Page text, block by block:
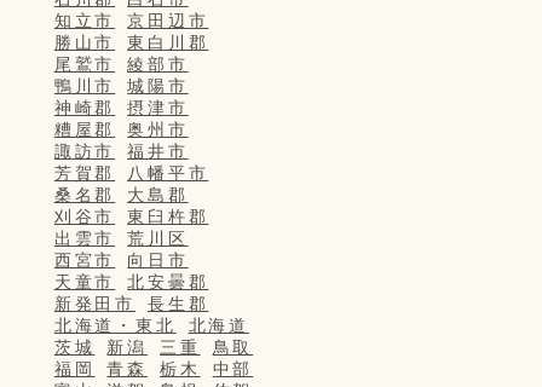
知立市
京田辺市
勝山市
東白川郡
尾鷲市
綾部市
鴨川市
城陽市
神崎郡
摂津市
糟屋郡
奥州市
諏訪市
福井市
芳賀郡
八幡平市
桑名郡
大島郡
刈谷市
東臼杵郡
出雲市
荒川区
西宮市
向日市
天童市
北安曇郡
新発田市
長生郡
北海道・東北
北海道
茨城
新潟 三重
鳥取
福岡
青森 栃木
中部